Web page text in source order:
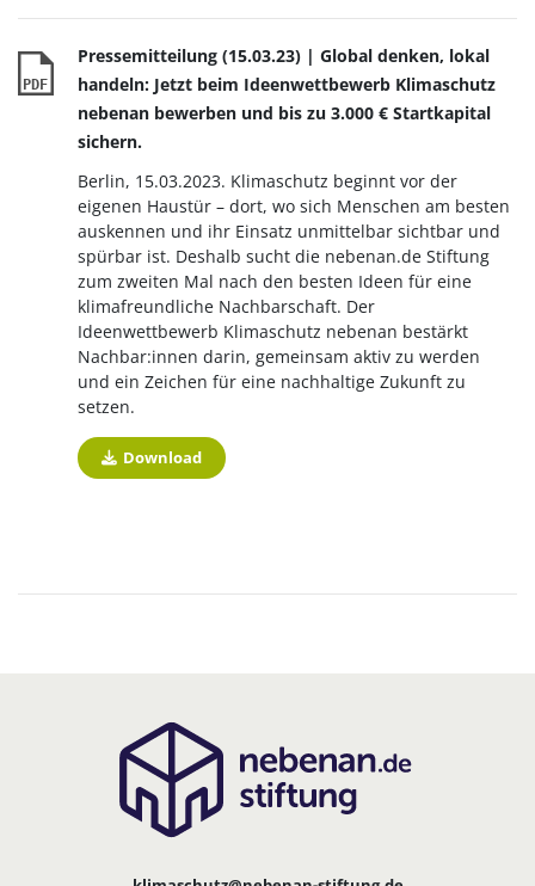
PDF
Pressemitteilung (15.03.23) | Global denken, lokal
handeln: Jetzt beim Ideenwettbewerb Klimaschutz
nebenan bewerben und bis zu 3.000 € Startkapital
sichern.
Berlin, 15.03.2023. Klimaschutz beginnt vor der
eigenen Haustür – dort, wo sich Menschen am besten
auskennen und ihr Einsatz unmittelbar sichtbar und
spürbar ist. Deshalb sucht die nebenan.de Stiftung
zum zweiten Mal nach den besten Ideen für eine
klimafreundliche Nachbarschaft. Der
Ideenwettbewerb Klimaschutz nebenan bestärkt
Nachbar:innen darin, gemeinsam aktiv zu werden
und ein Zeichen für eine nachhaltige Zukunft zu
setzen.
Download